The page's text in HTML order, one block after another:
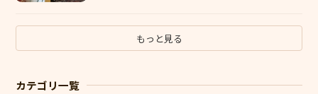
もっと見る
カテゴリ一覧